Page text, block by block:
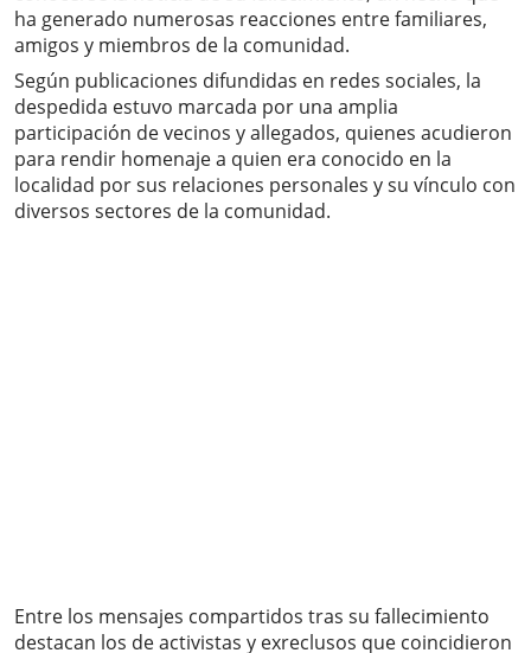
ha generado numerosas reacciones entre familiares,
amigos y miembros de la comunidad.
Según publicaciones difundidas en redes sociales, la
despedida estuvo marcada por una amplia
participación de vecinos y allegados, quienes acudieron
para rendir homenaje a quien era conocido en la
localidad por sus relaciones personales y su vínculo con
diversos sectores de la comunidad.
Entre los mensajes compartidos tras su fallecimiento
destacan los de activistas y exreclusos que coincidieron